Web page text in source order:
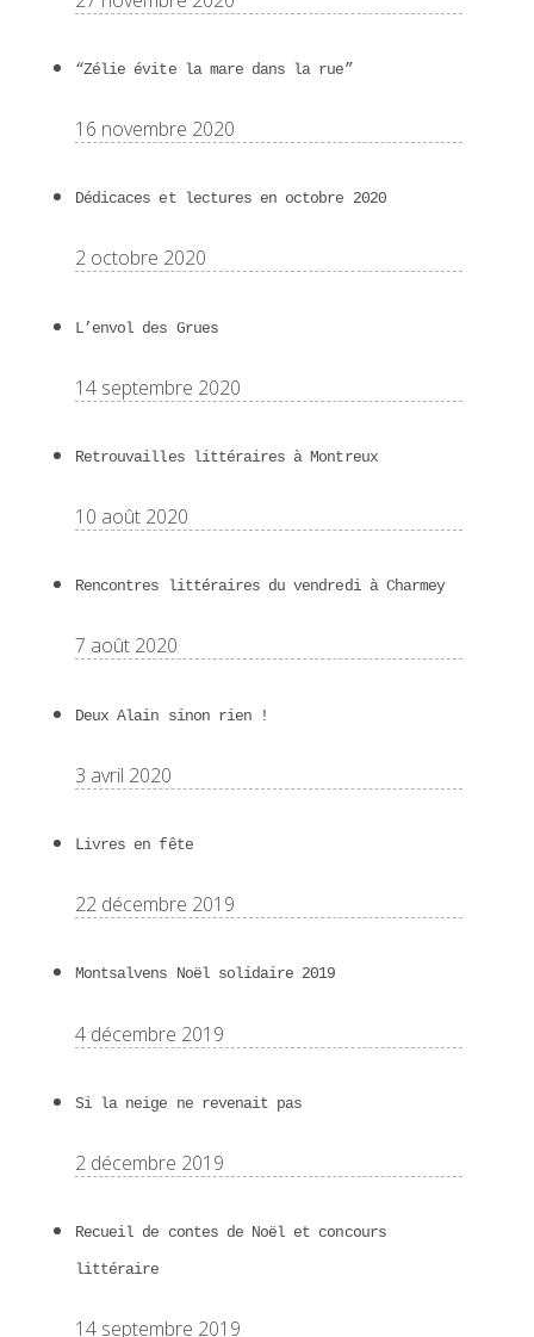
“Zélie évite la mare dans la rue”
16 novembre 2020
Dédicaces et lectures en octobre 2020
2 octobre 2020
L’envol des Grues
14 septembre 2020
Retrouvailles littéraires à Montreux
10 août 2020
Rencontres littéraires du vendredi à Charmey
7 août 2020
Deux Alain sinon rien !
3 avril 2020
Livres en fête
22 décembre 2019
Montsalvens Noël solidaire 2019
4 décembre 2019
Si la neige ne revenait pas
2 décembre 2019
Recueil de contes de Noël et concours
littéraire
14 septembre 2019